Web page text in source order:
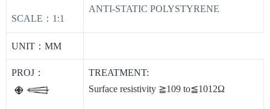
SCALE：1:1
ANTI-STATIC POLYSTYRENE
UNIT：MM
PROJ：
TREATMENT:
Surface resistivity ≧109 to≦1012Ω